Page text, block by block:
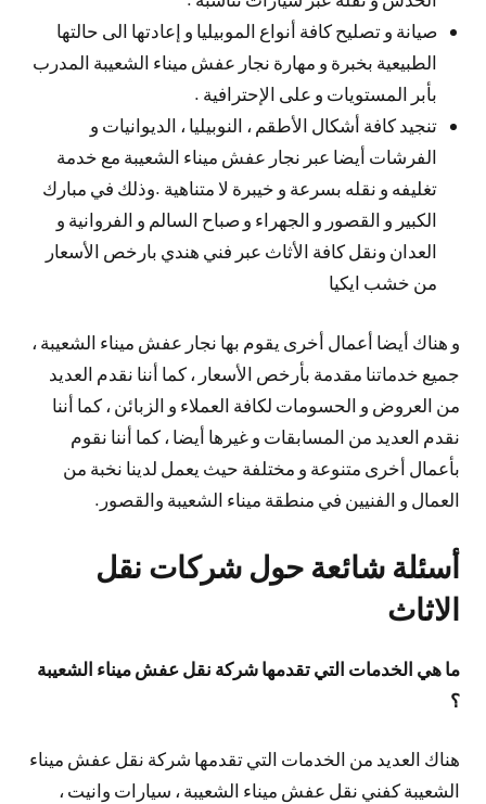
صيانة و تصليح كافة أنواع الموبيليا و إعادتها الى حالتها
الطبيعية بخبرة و مهارة نجار عفش ميناء الشعيبة المدرب
بأبر المستويات و على الإحترافية .
تنجيد كافة أشكال الأطقم ، النوبيليا ، الديوانيات و
الفرشات أيضا عبر نجار عفش ميناء الشعيبة مع خدمة
تغليفه و نقله بسرعة و خيبرة لا متناهية .وذلك في مبارك
الكبير و القصور و الجهراء و صباح السالم و الفروانية و
العدان ونقل كافة الأثاث عبر فني هندي بارخص الأسعار
من خشب ايكيا
و هناك أيضا أعمال أخرى يقوم بها نجار عفش ميناء الشعيبة ،
جميع خدماتنا مقدمة بأرخص الأسعار ، كما أننا نقدم العديد
من العروض و الحسومات لكافة العملاء و الزبائن ، كما أننا
نقدم العديد من المسابقات و غيرها أيضا ، كما أننا نقوم
بأعمال أخرى متنوعة و مختلفة حيث يعمل لدينا نخبة من
العمال و الفنيين في منطقة ميناء الشعيبة والقصور.
أسئلة شائعة حول شركات نقل
الاثاث
ما هي الخدمات التي تقدمها شركة نقل عفش ميناء الشعيبة
؟
هناك العديد من الخدمات التي تقدمها شركة نقل عفش ميناء
الشعيبة كفني نقل عفش ميناء الشعيبة ، سيارات وانيت ،